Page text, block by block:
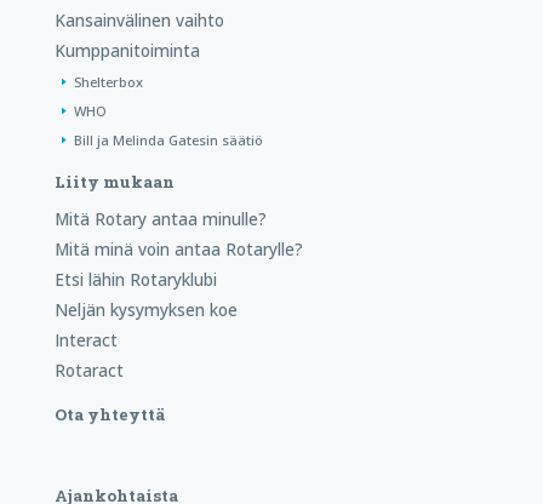
Kansainvälinen vaihto
Kumppanitoiminta
Shelterbox
WHO
Bill ja Melinda Gatesin säätiö
Liity mukaan
Mitä Rotary antaa minulle?
Mitä minä voin antaa Rotarylle?
Etsi lähin Rotaryklubi
Neljän kysymyksen koe
Interact
Rotaract
Ota yhteyttä
Ajankohtaista